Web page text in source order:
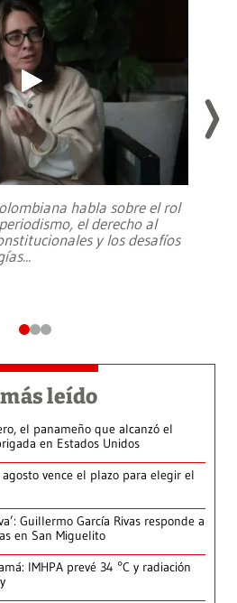
habla sobre el rol
el derecho al
y los desafíos
...
leído
el panameño que alcanzó el
en Estados Unidos
vence el plazo para elegir el
Guillermo García Rivas responde a
en San Miguelito
IMHPA prevé 34 °C y radiación